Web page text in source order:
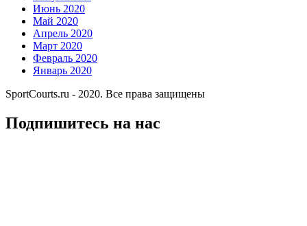
Июнь 2020
Май 2020
Апрель 2020
Март 2020
Февраль 2020
Январь 2020
SportCourts.ru - 2020. Все права защищены
Подпишитесь на нас